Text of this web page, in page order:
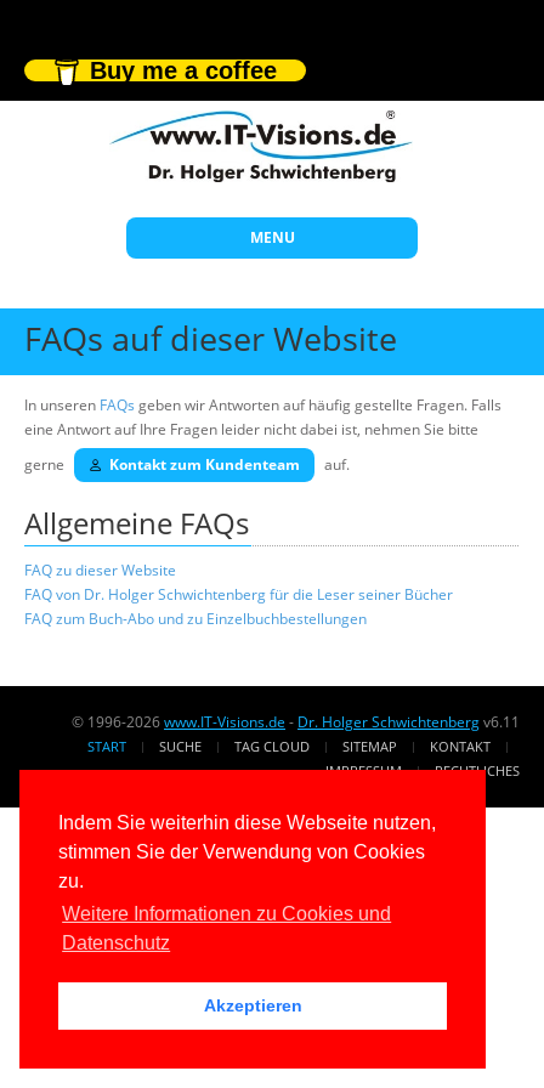
Indem Sie weiterhin diese Webseite nutzen,
stimmen Sie der Verwendung von Cookies
zu.
Weitere Informationen zu Cookies und
Datenschutz
Akzeptieren
Buy me a coffee
MENU
Start
Themen
Beratung
Individuelle Schulungen
Offene Seminare
Wissen
Über uns
Suche
FAQs auf dieser Website
In unseren FAQs geben wir Antworten auf häufig gestellte Fragen. Falls
eine Antwort auf Ihre Fragen leider nicht dabei ist, nehmen Sie bitte
gerne
Kontakt zum Kundenteam auf.
Allgemeine FAQs
FAQ zu dieser Website
FAQ von Dr. Holger Schwichtenberg für die Leser seiner Bücher
FAQ zum Buch-Abo und zu Einzelbuchbestellungen
© 1996-2026www.IT-Visions.de - Dr. Holger Schwichtenbergv6.11
START SUCHE TAG CLOUD SITEMAP
KONTAKT
IMPRESSUM
RECHTLICHES